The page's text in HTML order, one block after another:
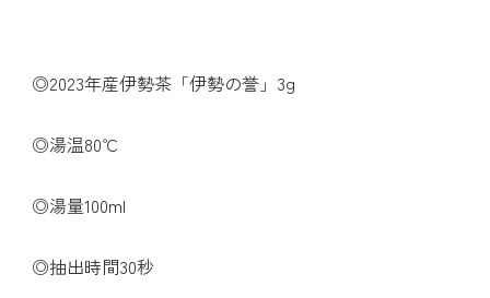
◎2023年産伊勢茶「伊勢の誉」3g
◎湯温80℃
◎湯量100ml
◎抽出時間30秒